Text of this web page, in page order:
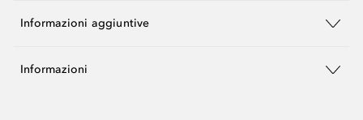
Informazioni aggiuntive
Informazioni